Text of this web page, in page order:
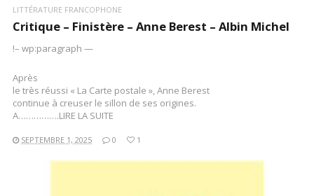
LITTÉRATURE FRANCOPHONE
Critique – Finistère – Anne Berest – Albin Michel
!– wp:paragraph —
Après
le très réussi « La Carte postale », Anne Berest
continue à creuser le sillon de ses origines.
A…………….LIRE LA SUITE
SEPTEMBRE 1, 2025 0 1